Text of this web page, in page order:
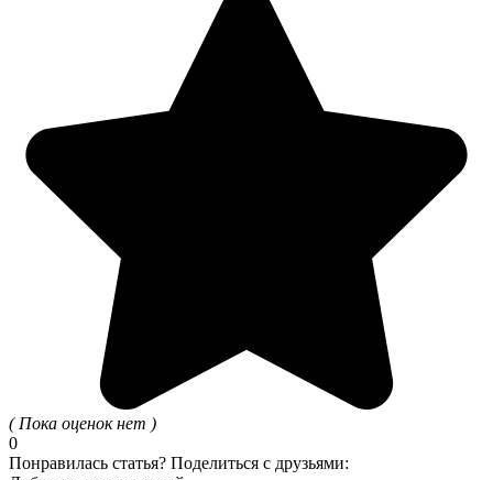
( Пока оценок нет )
0
Понравилась статья? Поделиться с друзьями: